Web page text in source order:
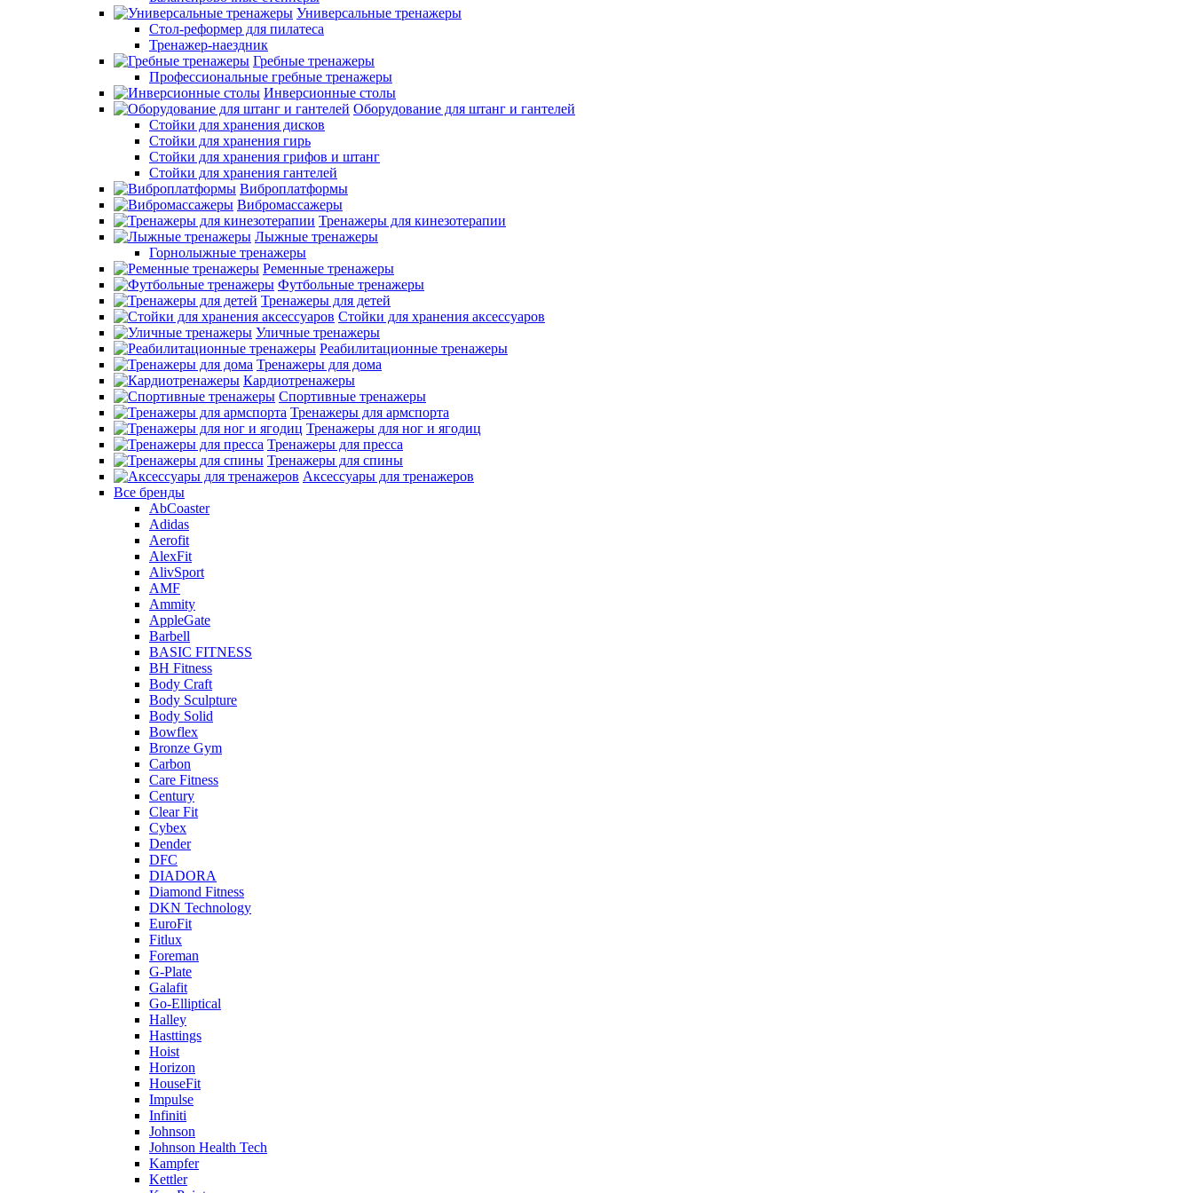
Универсальные тренажеры
Стол-реформер для пилатеса
Тренажер-наездник
Гребные тренажеры
Профессиональные гребные тренажеры
Инверсионные столы
Оборудование для штанг и гантелей
Стойки для хранения дисков
Стойки для хранения гирь
Стойки для хранения грифов и штанг
Стойки для хранения гантелей
Виброплатформы
Вибромассажеры
Тренажеры для кинезотерапии
Лыжные тренажеры
Горнолыжные тренажеры
Ременные тренажеры
Футбольные тренажеры
Тренажеры для детей
Стойки для хранения аксессуаров
Уличные тренажеры
Реабилитационные тренажеры
Тренажеры для дома
Кардиотренажеры
Спортивные тренажеры
Тренажеры для армспорта
Тренажеры для ног и ягодиц
Тренажеры для пресса
Тренажеры для спины
Аксессуары для тренажеров
Все бренды
AbCoaster
Adidas
Aerofit
AlexFit
AlivSport
AMF
Ammity
AppleGate
Barbell
BASIC FITNESS
BH Fitness
Body Craft
Body Sculpture
Body Solid
Bowflex
Bronze Gym
Carbon
Care Fitness
Century
Clear Fit
Cybex
Dender
DFC
DIADORA
Diamond Fitness
DKN Technology
EuroFit
Fitlux
Foreman
G-Plate
Galafit
Go-Elliptical
Halley
Hasttings
Hoist
Horizon
HouseFit
Impulse
Infiniti
Johnson
Johnson Health Tech
Kampfer
Kettler